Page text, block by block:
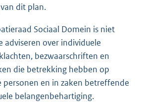
dit plan.
Sociaal Domein is niet
adviseren over individuele
bezwaarschriften en
die betrekking hebben op
personen en in zaken betreffende
belangenbehartiging.